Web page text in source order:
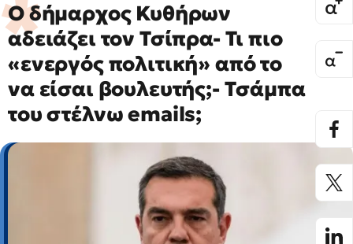
Ο δήμαρχος Κυθήρων
αδειάζει τον Τσίπρα- Τι πιο
«ενεργός πολιτική» από το
να είσαι βουλευτής;- Tσάμπα
του στέλνω emails;